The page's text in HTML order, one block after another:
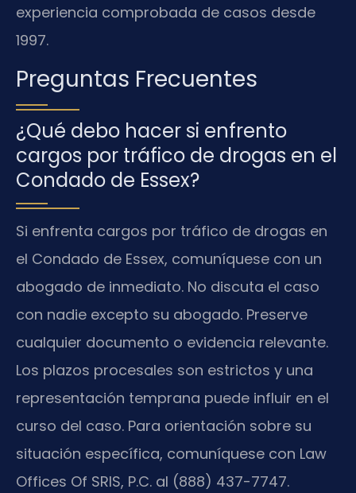
experiencia comprobada de casos desde
1997.
Preguntas Frecuentes
¿Qué debo hacer si enfrento
cargos por tráfico de drogas en el
Condado de Essex?
Si enfrenta cargos por tráfico de drogas en
el Condado de Essex, comuníquese con un
abogado de inmediato. No discuta el caso
con nadie excepto su abogado. Preserve
cualquier documento o evidencia relevante.
Los plazos procesales son estrictos y una
representación temprana puede influir en el
curso del caso. Para orientación sobre su
situación específica, comuníquese con Law
Offices Of SRIS, P.C. al (888) 437-7747.